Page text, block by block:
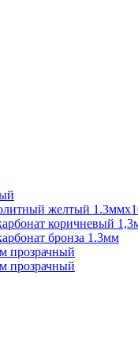
желтый
коричневый
бронза 1.3мм
прозрачный
прозрачный